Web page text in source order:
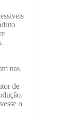
nas
de
o